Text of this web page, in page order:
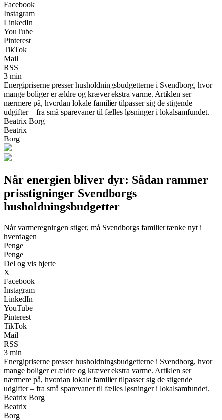
Facebook
Instagram
LinkedIn
YouTube
Pinterest
TikTok
Mail
RSS
3 min
Energipriserne presser husholdningsbudgetterne i Svendborg, hvor
mange boliger er ældre og kræver ekstra varme. Artiklen ser
nærmere på, hvordan lokale familier tilpasser sig de stigende
udgifter – fra små sparevaner til fælles løsninger i lokalsamfundet.
Beatrix Borg
Beatrix
Borg
Når energien bliver dyr: Sådan rammer
prisstigninger Svendborgs
husholdningsbudgetter
Når varmeregningen stiger, må Svendborgs familier tænke nyt i
hverdagen
Penge
Penge
Del og vis hjerte
X
Facebook
Instagram
LinkedIn
YouTube
Pinterest
TikTok
Mail
RSS
3 min
Energipriserne presser husholdningsbudgetterne i Svendborg, hvor
mange boliger er ældre og kræver ekstra varme. Artiklen ser
nærmere på, hvordan lokale familier tilpasser sig de stigende
udgifter – fra små sparevaner til fælles løsninger i lokalsamfundet.
Beatrix Borg
Beatrix
Borg